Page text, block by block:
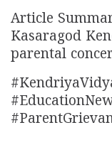
Article
Kasaragod
parental